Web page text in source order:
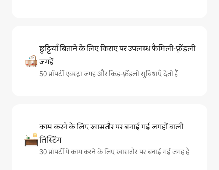
छुट्टियाँ बिताने के लिए किराए पर उपलब्ध फ़ैमिली-फ़्रेंडली
जगहें
50 प्रॉपर्टी एक्स्ट्रा जगह और किड-फ़्रेंडली सुविधाएँ देती हैं
काम करने के लिए खासतौर पर बनाई गई जगहों वाली
लिस्टिंग
30 प्रॉपर्टी में काम करने के लिए खासतौर पर बनाई गई जगह है